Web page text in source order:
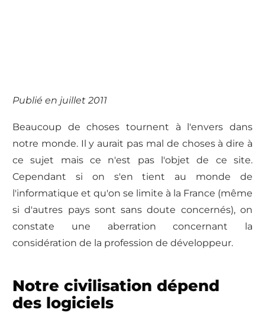
Publié en juillet 2011
Beaucoup de choses tournent à l'envers dans
notre monde. Il y aurait pas mal de choses à dire à
ce sujet mais ce n'est pas l'objet de ce site.
Cependant si on s'en tient au monde de
l'informatique et qu'on se limite à la France (même
si d'autres pays sont sans doute concernés), on
constate une aberration concernant la
considération de la profession de développeur.
Notre civilisation dépend
des logiciels